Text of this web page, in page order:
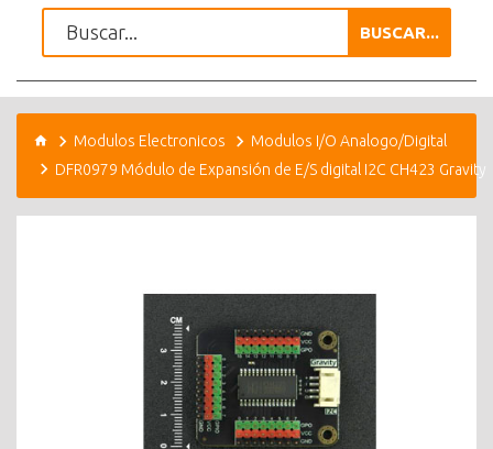
BUSCAR...
Modulos Electronicos
Modulos I/O Analogo/Digital
DFR0979 Módulo de Expansión de E/S digital I2C CH423 Gravity